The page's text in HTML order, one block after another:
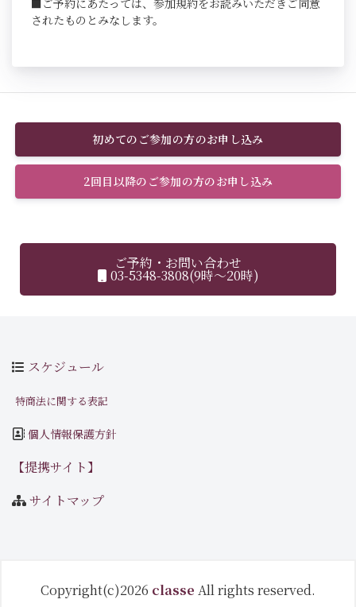
■ご予約にあたっては、参加規約をお読みいただきご同意
されたものとみなします。
初めてのご参加の方のお申し込み
2回目以降のご参加の方のお申し込み
ご予約・お問い合わせ
03-5348-3808(9時～20時)
スケジュール
特商法に関する表記
個人情報保護方針
【提携サイト】
サイトマップ
Copyright(c)2026 classe All rights reserved.